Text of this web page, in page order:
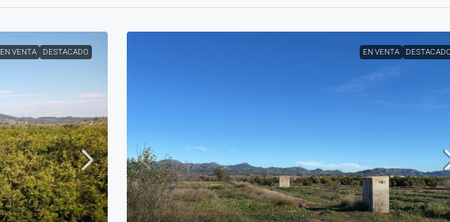
EN VENTA DESTACADO EN VENTA